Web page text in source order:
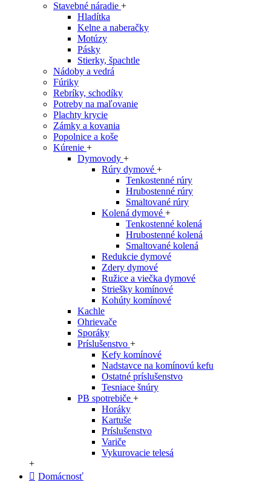
Stavebné náradie +
Hladítka
Kelne a naberačky
Motúzy
Pásky
Stierky, špachtle
Nádoby a vedrá
Fúriky
Rebríky, schodíky
Potreby na maľovanie
Plachty krycie
Zámky a kovania
Popolnice a koše
Kúrenie +
Dymovody +
Rúry dymové +
Tenkostenné rúry
Hrubostenné rúry
Smaltované rúry
Kolená dymové +
Tenkostenné kolená
Hrubostenné kolená
Smaltované kolená
Redukcie dymové
Zdery dymové
Ružice a viečka dymové
Striešky komínové
Kohúty komínové
Kachle
Ohrievače
Sporáky
Príslušenstvo +
Kefy komínové
Nadstavce na komínovú kefu
Ostatné príslušenstvo
Tesniace šnúry
PB spotrebiče +
Horáky
Kartuše
Príslušenstvo
Variče
Vykurovacie telesá
+
Domácnosť